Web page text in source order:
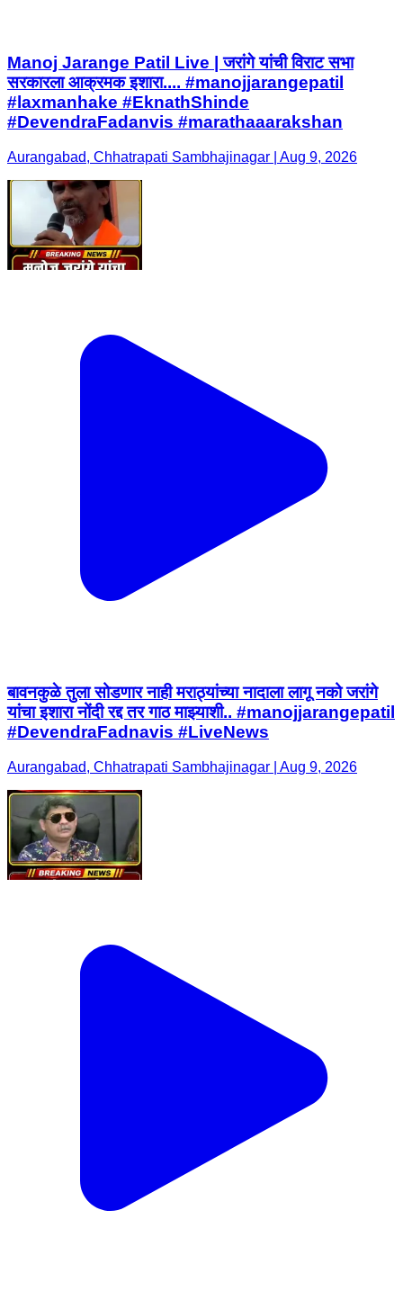
Manoj Jarange Patil Live | जरांगे यांची विराट सभा
सरकारला आक्रमक इशारा.... #manojjarangepatil
#laxmanhake #EknathShinde
#DevendraFadanvis #marathaaarakshan
Aurangabad, Chhatrapati Sambhajinagar | Aug 9, 2026
बावनकुळे तुला सोडणार नाही मराठ्यांच्या नादाला लागू नको जरांगे
यांचा इशारा नोंदी रद्द तर गाठ माझ्याशी.. #manojjarangepatil
#DevendraFadnavis #LiveNews
Aurangabad, Chhatrapati Sambhajinagar | Aug 9, 2026